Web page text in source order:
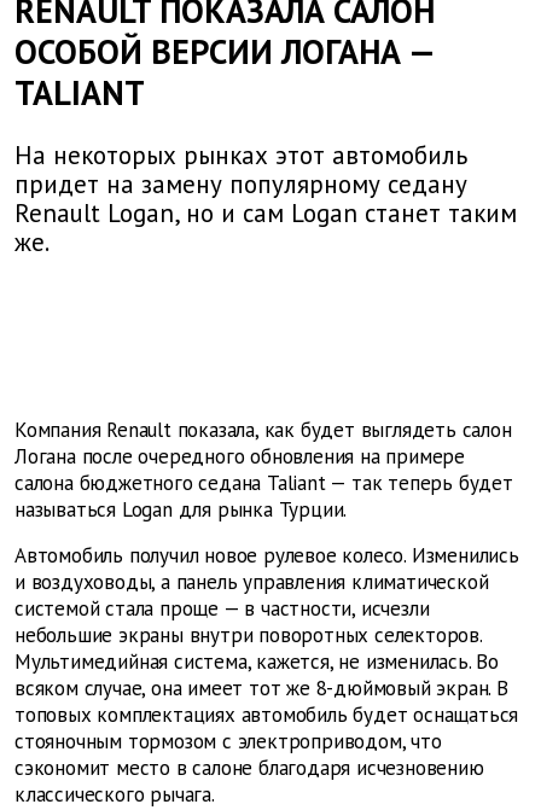
RENAULT ПОКАЗАЛА САЛОН
ОСОБОЙ ВЕРСИИ ЛОГАНА —
TALIANT
На некоторых рынках этот автомобиль
придет на замену популярному седану
Renault Logan, но и сам Logan станет таким
же.
Компания Renault показала, как будет выглядеть салон
Логана после очередного обновления на примере
салона бюджетного седана Taliant — так теперь будет
называться Logan для рынка Турции.
Автомобиль получил новое рулевое колесо. Изменились
и воздуховоды, а панель управления климатической
системой стала проще — в частности, исчезли
небольшие экраны внутри поворотных селекторов.
Мультимедийная система, кажется, не изменилась. Во
всяком случае, она имеет тот же 8-дюймовый экран. В
топовых комплектациях автомобиль будет оснащаться
стояночным тормозом с электроприводом, что
сэкономит место в салоне благодаря исчезновению
классического рычага.